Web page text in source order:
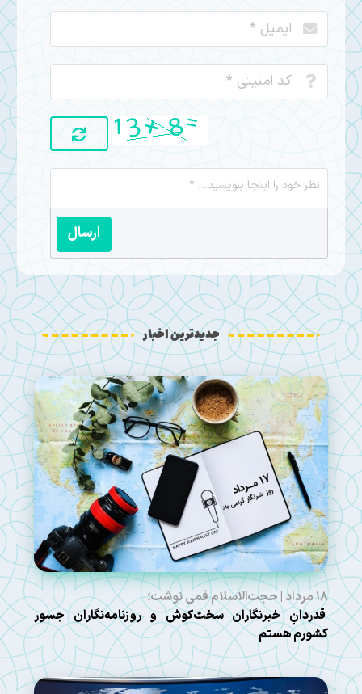
ارسال
جدیدترین اخبار
۱۸ مرداد | حجت‌الاسلام قمی نوشت؛
قدردانِ خبرنگاران سخت‌کوش و روزنامه‌نگاران جسور
کشورم هستم